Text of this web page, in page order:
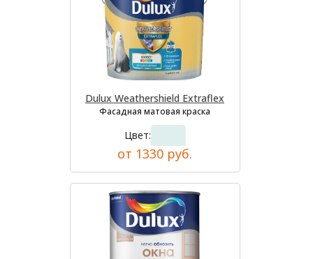
Dulux Weathershield Extraflex
Фасадная матовая краска
Цвет:
от 1330 руб.